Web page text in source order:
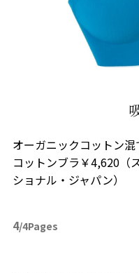
オーガニックコットン
コットンブラ￥4,620（
ショナル・ジャパン）
4/4Pages